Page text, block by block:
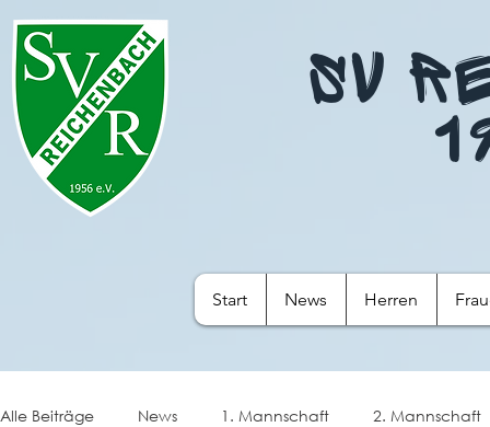
SV
Start News Herren
Alle Beiträge News 1. Mannschaft 2. Mannschaft